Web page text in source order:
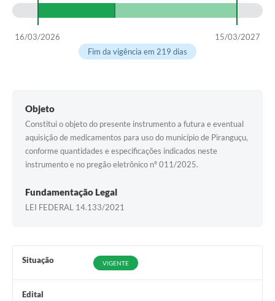
16/03/2026
15/03/2027
Fim da vigência em 219 dias
Objeto
Constitui o objeto do presente instrumento a futura e eventual
aquisição de medicamentos para uso do município de Piranguçu,
conforme quantidades e especificações indicados neste
instrumento e no pregão eletrônico nº 011/2025.
Fundamentação Legal
LEI FEDERAL 14.133/2021
Situação VIGENTE
Edital